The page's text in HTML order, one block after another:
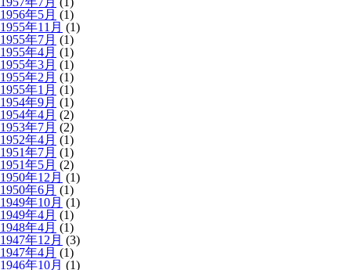
1956年5月 (1)
1955年11月 (1)
1955年7月 (1)
1955年4月 (1)
1955年3月 (1)
1955年2月 (1)
1955年1月 (1)
1954年9月 (1)
1954年4月 (2)
1953年7月 (2)
1952年4月 (1)
1951年7月 (1)
1951年5月 (2)
1950年12月 (1)
1950年6月 (1)
1949年10月 (1)
1949年4月 (1)
1948年4月 (1)
1947年12月 (3)
1947年4月 (1)
1946年10月 (1)